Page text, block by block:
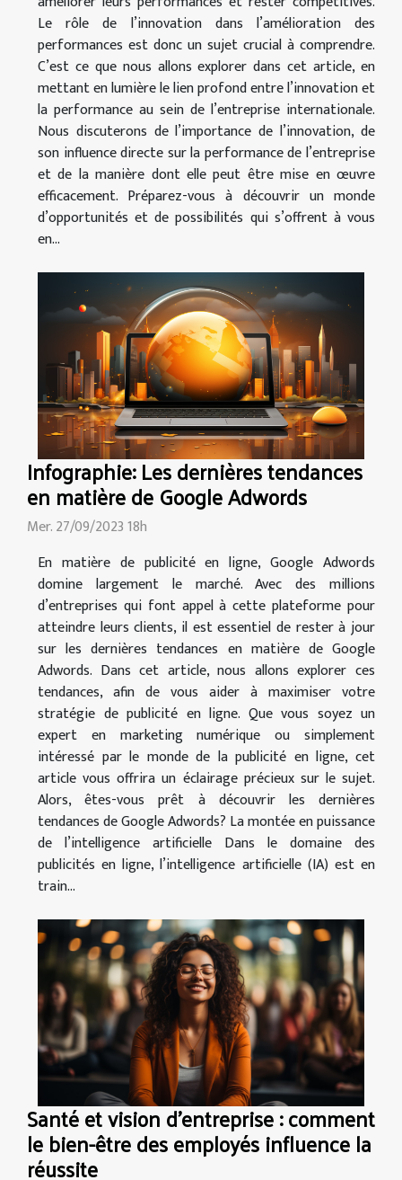
Le rôle de l’innovation dans l’amélioration des
performances est donc un sujet crucial à comprendre.
C’est ce que nous allons explorer dans cet article, en
mettant en lumière le lien profond entre l’innovation et
la performance au sein de l’entreprise internationale.
Nous discuterons de l’importance de l’innovation, de
son influence directe sur la performance de l’entreprise
et de la manière dont elle peut être mise en œuvre
efficacement. Préparez-vous à découvrir un monde
d’opportunités et de possibilités qui s’offrent à vous
en...
Infographie: Les dernières tendances
en matière de Google Adwords
Mer. 27/09/2023 18h
En matière de publicité en ligne, Google Adwords
domine largement le marché. Avec des millions
d’entreprises qui font appel à cette plateforme pour
atteindre leurs clients, il est essentiel de rester à jour
sur les dernières tendances en matière de Google
Adwords. Dans cet article, nous allons explorer ces
tendances, afin de vous aider à maximiser votre
stratégie de publicité en ligne. Que vous soyez un
expert en marketing numérique ou simplement
intéressé par le monde de la publicité en ligne, cet
article vous offrira un éclairage précieux sur le sujet.
Alors, êtes-vous prêt à découvrir les dernières
tendances de Google Adwords? La montée en puissance
de l’intelligence artificielle Dans le domaine des
publicités en ligne, l’intelligence artificielle (IA) est en
train...
Santé et vision d'entreprise : comment
le bien-être des employés influence la
réussite